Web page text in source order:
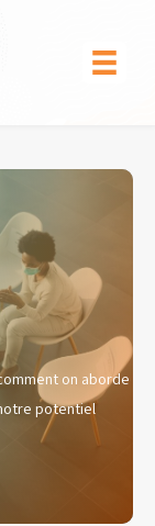
on aborde
potentiel